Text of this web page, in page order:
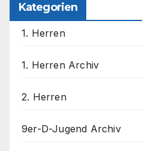
Kategorien
1. Herren
1. Herren Archiv
2. Herren
9er-D-Jugend Archiv